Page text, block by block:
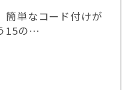
簡単なコード付けが
15の…